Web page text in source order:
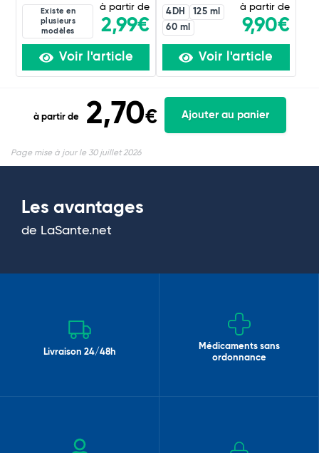
Existe en
plusieurs
modèles
à partir de
2,99€
Voir l'article
4DH
125 ml
60 ml
à partir de
9,90€
Voir l'article
à partir de 2,70€ Ajouter au panier
Page mise à jour le 30 juillet 2026
Les avantages
de LaSante.net
Livraison 24/48h
Médicaments sans
ordonnance